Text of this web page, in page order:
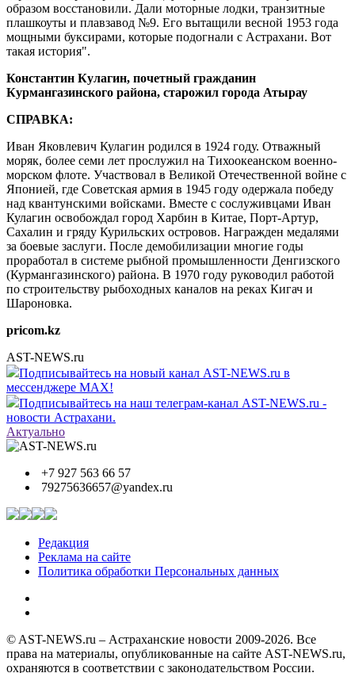
образом восстановили. Дали моторные лодки, транзитные
плашкоуты и плавзавод №9. Его вытащили весной 1953 года
мощными буксирами, которые подогнали с Астрахани. Вот
такая история".
Константин Кулагин, почетный гражданин
Курмангазинского района, старожил города Атырау
СПРАВКА:
Иван Яковлевич Кулагин родился в 1924 году. Отважный
моряк, более семи лет прослужил на Тихоокеанском военно-
морском флоте. Участвовал в Великой Отечественной войне с
Японией, где Советская армия в 1945 году одержала победу
над квантунскими войсками. Вместе с сослуживцами Иван
Кулагин освобождал город Харбин в Китае, Порт-Артур,
Сахалин и гряду Курильских островов. Награжден медалями
за боевые заслуги. После демобилизации многие годы
проработал в системе рыбной промышленности Денгизского
(Курмангазинского) района. В 1970 году руководил работой
по строительству рыбоходных каналов на реках Кигач и
Шароновка.
pricom.kz
AST-NEWS.ru
Подписывайтесь на новый канал AST-NEWS.ru в
мессенджере MAX!
Подписывайтесь на наш телеграм-канал AST-NEWS.ru -
новости Астрахани.
Актуально
+7 927 563 66 57
79275636657@yandex.ru
Редакция
Реклама на сайте
Политика обработки Персональных данных
© AST-NEWS.ru – Астраханские новости 2009-2026. Все
права на материалы, опубликованные на сайте AST-NEWS.ru,
охраняются в соответствии с законодательством России.